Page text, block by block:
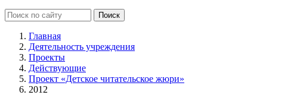
Главная
Деятельность учреждения
Проекты
Действующие
Проект «Детское читательское жюри»
2012